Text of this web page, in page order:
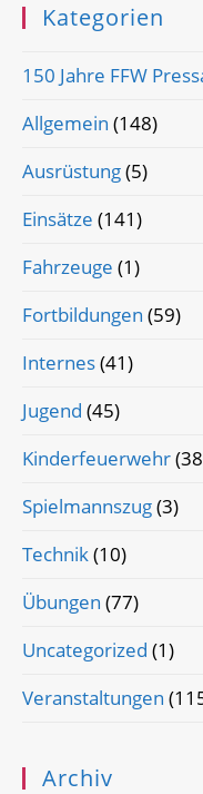
Kategorien
150 Jahre FFW
Allgemein (148)
Ausrüstung(5)
Einsätze (141)
Fahrzeuge (1)
Fortbildungen (59)
Internes(41)
Jugend (45)
Kinderfeuerwehr
Spielmannszug(3)
Technik(10)
Übungen (77)
Uncategorized (1)
Veranstaltungen
Archiv